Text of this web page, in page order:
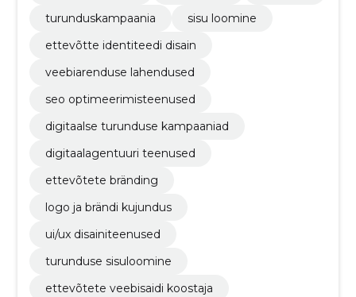
turunduskampaania
sisu loomine
ettevõtte identiteedi disain
veebiarenduse lahendused
seo optimeerimisteenused
digitaalse turunduse kampaaniad
digitaalagentuuri teenused
ettevõtete bränding
logo ja brändi kujundus
ui/ux disainiteenused
turunduse sisuloomine
ettevõtete veebisaidi koostaja